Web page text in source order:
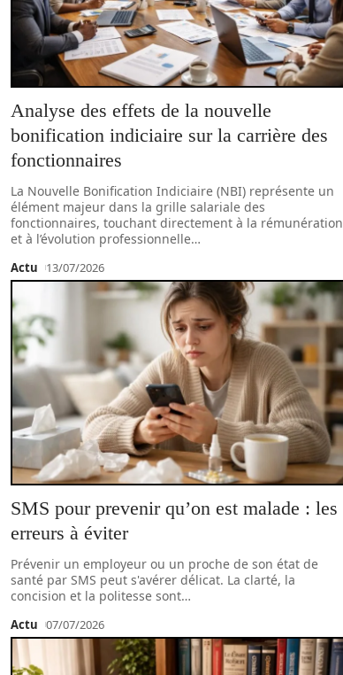
Analyse des effets de la nouvelle
bonification indiciaire sur la carrière des
fonctionnaires
La Nouvelle Bonification Indiciaire (NBI) représente un
élément majeur dans la grille salariale des
fonctionnaires, touchant directement à la rémunération
et à l’évolution professionnelle…
Actu 13/07/2026
SMS pour prevenir qu’on est malade : les
erreurs à éviter
Prévenir un employeur ou un proche de son état de
santé par SMS peut s'avérer délicat. La clarté, la
concision et la politesse sont…
Actu 07/07/2026